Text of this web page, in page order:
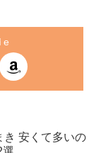
き 安くて多いの